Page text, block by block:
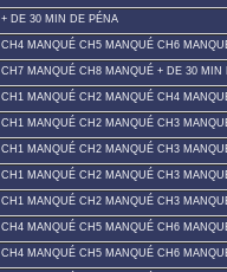
+ DE 30 MIN DE PÉNA
CH4 MANQUÉ CH5 MANQUÉ CH6
CH7 MANQUÉ CH8 MANQUÉ + DE 30 MIN
CH1 MANQUÉ CH2 MANQUÉ CH4
CH1 MANQUÉ CH2 MANQUÉ CH3
CH1 MANQUÉ CH2 MANQUÉ CH3
CH1 MANQUÉ CH2 MANQUÉ CH3
CH1 MANQUÉ CH2 MANQUÉ CH3
CH4 MANQUÉ CH5 MANQUÉ CH6
CH4 MANQUÉ CH5 MANQUÉ CH6